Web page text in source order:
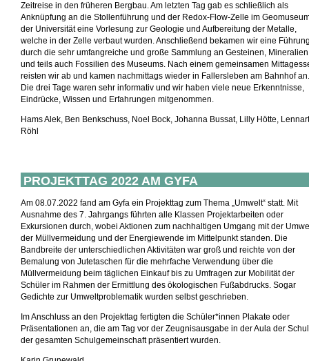
Zeitreise in den früheren Bergbau. Am letzten Tag gab es schließlich als
Anknüpfung an die Stollenführung und der Redox-Flow-Zelle im
der Universität eine Vorlesung zur Geologie und Aufbereitung der Metalle,
welche in der Zelle verbaut wurden. Anschließend bekamen wir eine
durch die sehr umfangreiche und große Sammlung an Gesteinen, Mineralien
und teils auch Fossilien des Museums. Nach einem gemeinsamen
reisten wir ab und kamen nachmittags wieder in Fallersleben am Bahnhof an.
Die drei Tage waren sehr informativ und wir haben viele neue Erkenntnisse,
Eindrücke, Wissen und Erfahrungen mitgenommen.
Hams Alek, Ben Benkschuss, Noel Bock, Johanna Bussat, Lilly Hötte, Lennart
Röhl
PROJEKTTAG 2022 AM GYFA
Am 08.07.2022 fand am Gyfa ein Projekttag zum Thema „Umwelt“ statt. Mit
Ausnahme des 7. Jahrgangs führten alle Klassen Projektarbeiten oder
Exkursionen durch, wobei Aktionen zum nachhaltigen Umgang mit der
der Müllvermeidung und der Energiewende im Mittelpunkt standen. Die
Bandbreite der unterschiedlichen Aktivitäten war groß und reichte von der
Bemalung von Jutetaschen für die mehrfache Verwendung über die
Müllvermeidung beim täglichen Einkauf bis zu Umfragen zur Mobilität der
Schüler im Rahmen der Ermittlung des ökologischen Fußabdrucks. Sogar
Gedichte zur Umweltproblematik wurden selbst geschrieben.
Im Anschluss an den Projekttag fertigten die Schüler*innen Plakate oder
Präsentationen an, die am Tag vor der Zeugnisausgabe in der Aula der
der gesamten Schulgemeinschaft präsentiert wurden.